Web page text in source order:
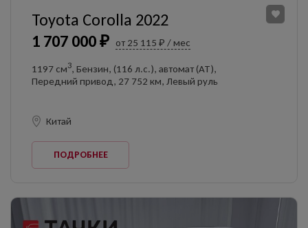
1 707 000 ₽ от 25 115 ₽ / мес
Toyota Corolla 2022
1197 см3, Бензин, (116 л.с.), автомат (AT),
Передний привод, 27 752 км, Левый руль
Китай
ПОДРОБНЕЕ